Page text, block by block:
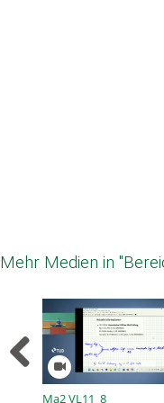
Mehr Medien in
Ma2 VL11_8